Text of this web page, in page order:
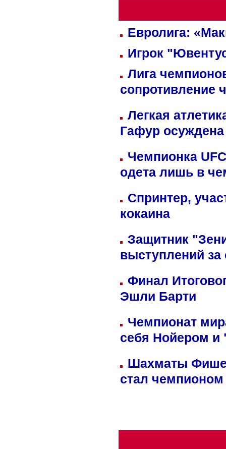
Евролига:
Игрок
Лига
сопротивление
Легкая
Гафур осуждена
Чемпионка
одета лишь в
Спринтер,
кокаина
Защитник
выступлений
Финал
Эшли Барти
Чемпионат
себя Нойером и
Шахматы
стал